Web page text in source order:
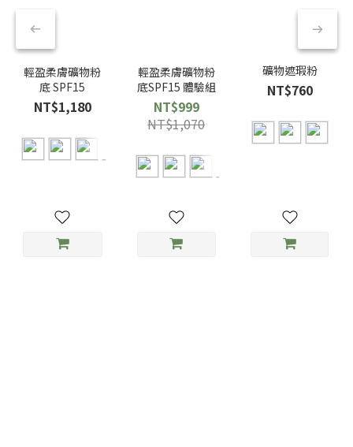
輕盈柔膚礦物粉
底 SPF15
NT$1,180
輕盈柔膚礦物粉
底SPF15 體驗組
NT$999
NT$1,070
礦物遮瑕粉
NT$760